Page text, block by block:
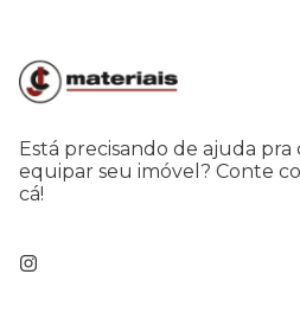
Está precisando de ajuda
equipar seu imóvel? Conte
cá!